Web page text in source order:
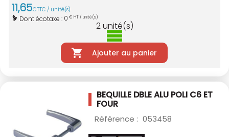
11,65€TTC / unité(s)
Dont écotaxe : 0 € HT / unité(s)
2unité(s)
Ajouter au panier
BEQUILLE DBLE ALU POLI C6 ET
FOUR
Référence : 053458